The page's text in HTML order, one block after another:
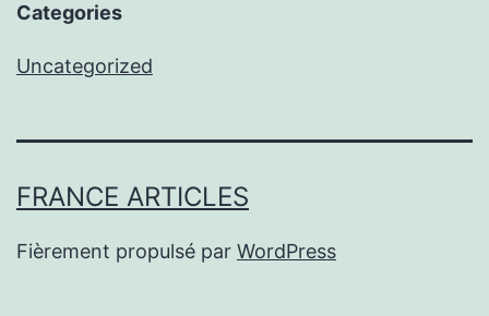
Categories
Uncategorized
FRANCE ARTICLES
Fièrement propulsé par WordPress